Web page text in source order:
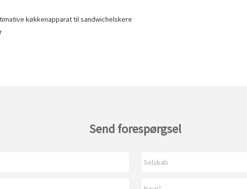
køkkenapparat til sandwichelskere
Send forespørgsel